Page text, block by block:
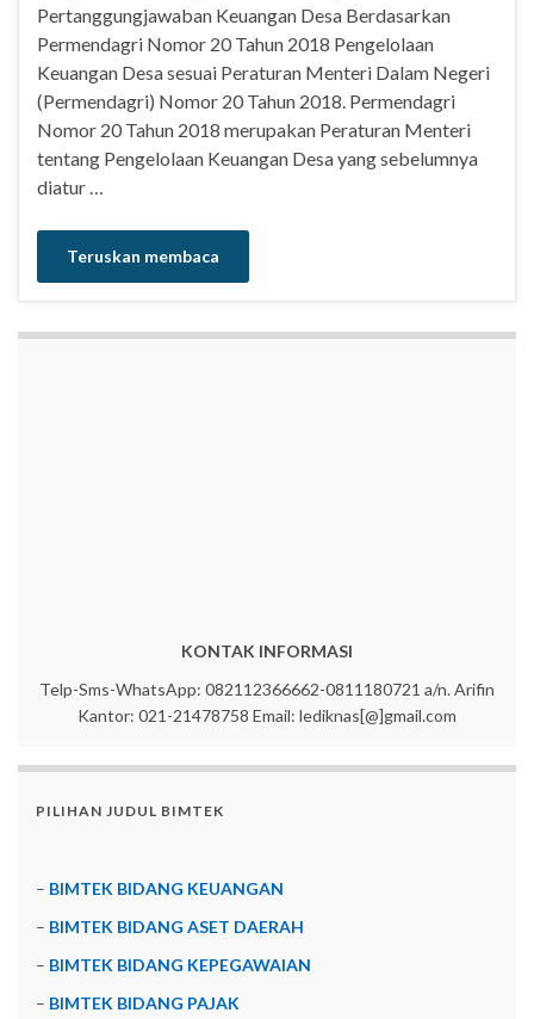
Pertanggungjawaban Keuangan Desa Berdasarkan
Permendagri Nomor 20 Tahun 2018 Pengelolaan
Keuangan Desa sesuai Peraturan Menteri Dalam Negeri
(Permendagri) Nomor 20 Tahun 2018. Permendagri
Nomor 20 Tahun 2018 merupakan Peraturan Menteri
tentang Pengelolaan Keuangan Desa yang sebelumnya
diatur …
Teruskan membaca
KONTAK INFORMASI
Telp-Sms-WhatsApp: 082112366662-0811180721 a/n. Arifin
Kantor: 021-21478758 Email: lediknas[@]gmail.com
PILIHAN JUDUL BIMTEK
– BIMTEK BIDANG KEUANGAN
– BIMTEK BIDANG ASET DAERAH
– BIMTEK BIDANG KEPEGAWAIAN
– BIMTEK BIDANG PAJAK